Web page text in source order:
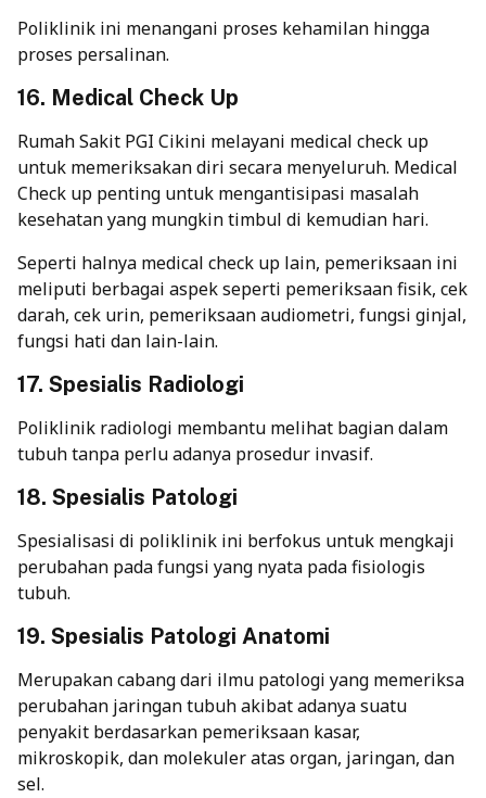
Poliklinik ini menangani proses kehamilan hingga
proses persalinan.
16. Medical Check Up
Rumah Sakit PGI Cikini melayani medical check up
untuk memeriksakan diri secara menyeluruh. Medical
Check up penting untuk mengantisipasi masalah
kesehatan yang mungkin timbul di kemudian hari.
Seperti halnya medical check up lain, pemeriksaan ini
meliputi berbagai aspek seperti pemeriksaan fisik, cek
darah, cek urin, pemeriksaan audiometri, fungsi ginjal,
fungsi hati dan lain-lain.
17. Spesialis Radiologi
Poliklinik radiologi membantu melihat bagian dalam
tubuh tanpa perlu adanya prosedur invasif.
18. Spesialis Patologi
Spesialisasi di poliklinik ini berfokus untuk mengkaji
perubahan pada fungsi yang nyata pada fisiologis
tubuh.
19. Spesialis Patologi Anatomi
Merupakan cabang dari ilmu patologi yang memeriksa
perubahan jaringan tubuh akibat adanya suatu
penyakit berdasarkan pemeriksaan kasar,
mikroskopik, dan molekuler atas organ, jaringan, dan
sel.